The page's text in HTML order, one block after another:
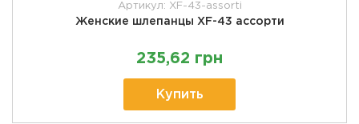
Артикул: XF-43-assorti
Женские шлепанцы XF-43 ассорти
235,62 грн
Купить